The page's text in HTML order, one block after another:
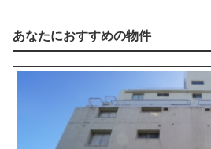
あなたにおすすめの物件